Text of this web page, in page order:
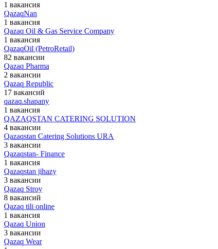
1 вакансия
QazaqNan
1 вакансия
Qazaq Oil & Gas Service Company
1 вакансия
QazaqOil (PetroRetail)
82 вакансии
Qazaq Pharma
2 вакансии
Qazaq Republic
17 вакансий
qazaq.shapany
1 вакансия
QAZAQSTAN CATERING SOLUTION
4 вакансии
Qazaqstan Catering Solutions URA
3 вакансии
Qazaqstan- Finance
1 вакансия
Qazaqstan jihazy
3 вакансии
Qazaq Stroy
8 вакансий
Qazaq tili online
1 вакансия
Qazaq Union
3 вакансии
Qazaq Wear